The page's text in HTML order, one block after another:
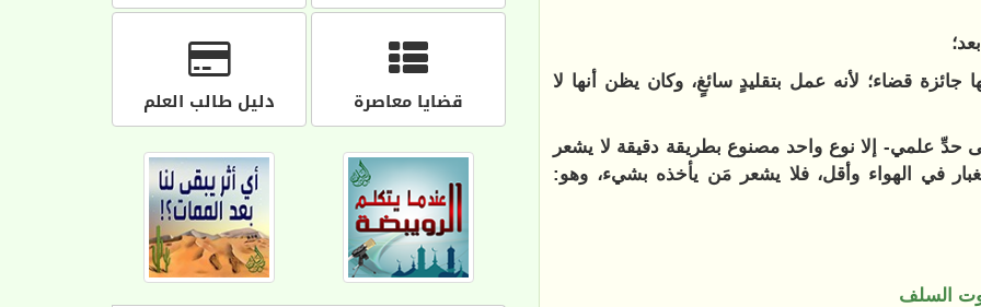
قضاء؛ لأنه عمل بتقليدٍ سائغٍ، وكان يظن أنها لا
حدِّ علمي- إلا نوع واحد مصنوع بطريقة دقيقة لا يشعر
في الهواء وأقل، فلا يشعر مَن يأخذه بشيء، وهو:
السلف
قضايا معاصرة دليل طالب العلم